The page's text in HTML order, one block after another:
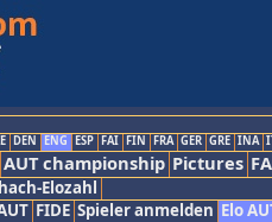
DEN ENG ESP FAI FIN FRA GER GRE INA
AUT championship Pictures
Elozahl
FIDE Spieler anmelden Elo